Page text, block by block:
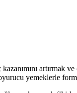
artırmak
yemeklerle